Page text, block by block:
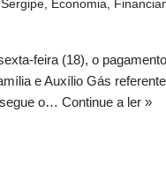
Economia
feira (18), o
e Auxílio Gás
o… Continue a ler »